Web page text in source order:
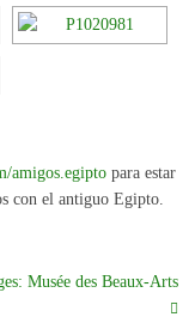
amigos.egipto para estar
con el antiguo Egipto.
Musée des Beaux-Arts